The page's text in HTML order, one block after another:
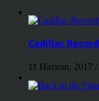
Cadillac
11 Haziran, 2017 /